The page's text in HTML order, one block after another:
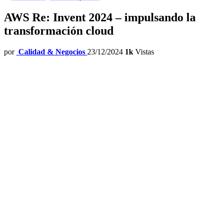
AWS Re: Invent 2024 – impulsando la
transformación cloud
por Calidad & Negocios 23/12/2024 1k Vistas